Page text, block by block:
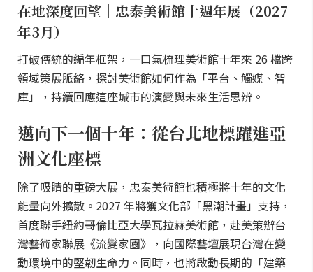
在地深度回望｜忠泰美術館十週年展（2027
年3月）
打破傳統的編年框架，一口氣梳理美術館十年來 26 檔跨
領域策展脈絡，探討美術館如何作為「平台、觸媒、智
庫」，持續回應這座城市的演變與未來生活思辨。
邁向下一個十年：從台北地標躍進亞
洲文化座標
除了吸睛的重磅大展，忠泰美術館也積極將十年的文化
能量向外擴散。2027 年將獲文化部「黑潮計畫」支持，
首度聯手紐約哥倫比亞大學瓦拉赫美術館，赴美策辦台
灣藝術家聯展《流變家園》，向國際藝壇展現台灣在變
動環境中的堅韌生命力。同時，也將啟動長期的「建築